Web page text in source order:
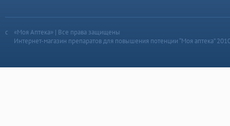
«Моя Аптека» | Все права защищены
Интернет-магазин препаратов для повышения потенции “Моя аптека”